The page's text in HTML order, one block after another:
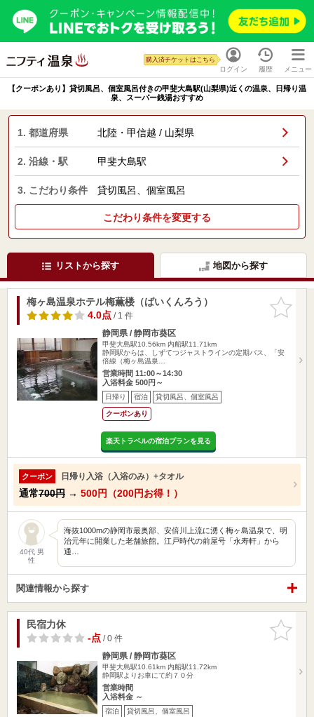
ログイン
購入済チケットはこちら
履歴 メニュー
【クーポンあり】貸切風呂、個室風呂付きの甲斐大島駅(山梨県)近くの温泉、日帰り温
泉、スーパー銭湯おすすめ
1. 都道府県 北陸・甲信越 / 山梨県
2. 沿線・駅 甲斐大島駅
3. こだわり条件 貸切風呂、個室風呂
こだわり条件を変更する
リストから探す 地図から探す
お気に入
りに追加
梅ヶ島温泉ホテル梅薫楼（ばいくんろう）
4.0点/ 1 件
静岡県 / 静岡市葵区
甲斐大島駅10.56km 内船駅11.71km
静岡駅からは、しずてつジャストラインの定期バス、「安
倍線（梅ヶ島温泉…
営業時間 11:00～14:30
入浴料金 500円～
日帰り 宿泊 貸切風呂、個室風呂
クーポンあり
楽天トラベルの宿泊プランを見る
クーポン 日帰り入浴（入浴のみ）+タオル
通常700円 → 500円（200円お得！）
40代 男
性
海抜1000mの静岡市最奥部、安倍川上流に湧く梅ヶ島温泉で、明
治元年に開業した老舗旅館。江戸時代の前屋号「永寿軒」から
通…
関連情報から探す
お気に入
りに追加
民宿力休
-点/ 0 件
静岡県 / 静岡市葵区
甲斐大島駅10.61km 内船駅11.72km
静岡駅よりお車にて約７０分
営業時間
入浴料金 ～
宿泊 貸切風呂、個室風呂